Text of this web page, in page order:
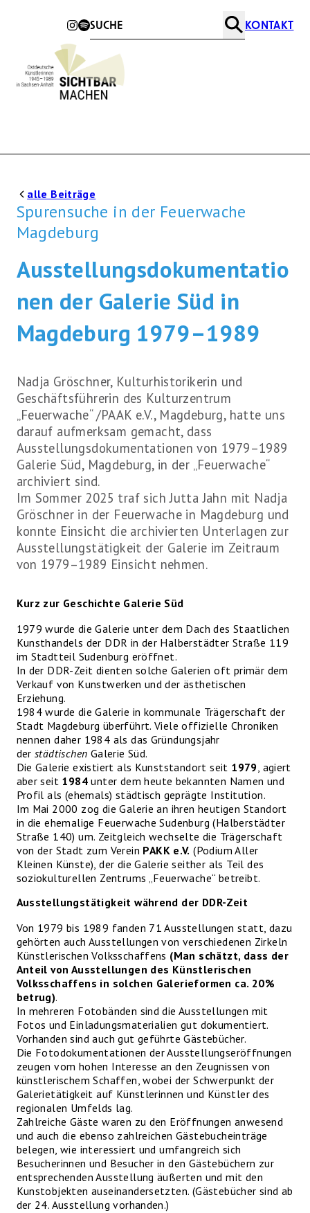
Suche KONTAKT
alle Beiträge
Spurensuche in der Feuerwache
Magdeburg
Ausstellungsdokumentatio
nen der Galerie Süd in
Magdeburg 1979–1989
Nadja Gröschner, Kulturhistorikerin und
Geschäftsführerin des Kulturzentrum
„Feuerwache“ /PAAK e.V., Magdeburg, hatte uns
darauf aufmerksam gemacht, dass
Ausstellungsdokumentationen von 1979–1989
Galerie Süd, Magdeburg, in der „Feuerwache“
archiviert sind.
Im Sommer 2025 traf sich Jutta Jahn mit Nadja
Gröschner in der Feuerwache in Magdeburg und
konnte Einsicht die archivierten Unterlagen zur
Ausstellungstätigkeit der Galerie im Zeitraum
von 1979–1989 Einsicht nehmen.
Kurz zur Geschichte Galerie Süd
1979 wurde die Galerie unter dem Dach des Staatlichen
Kunsthandels der DDR in der Halberstädter Straße 119
im Stadtteil Sudenburg eröffnet.
In der DDR-Zeit dienten solche Galerien oft primär dem
Verkauf von Kunstwerken und der ästhetischen
Erziehung.
1984 wurde die Galerie in kommunale Trägerschaft der
Stadt Magdeburg überführt. Viele offizielle Chroniken
nennen daher 1984 als das Gründungsjahr
derstädtischen Galerie Süd.
Die Galerie existiert als Kunststandort seit 1979 , agiert
aber seit 1984 unter dem heute bekannten Namen und
Profil als (ehemals) städtisch geprägte Institution.
Im Mai 2000 zog die Galerie an ihren heutigen Standort
in die ehemalige Feuerwache Sudenburg (Halberstädter
Straße 140) um. Zeitgleich wechselte die Trägerschaft
von der Stadt zum Verein PAKK e.V. (Podium Aller
Kleinen Künste), der die Galerie seither als Teil des
soziokulturellen Zentrums „Feuerwache“ betreibt.
Ausstellungstätigkeit während der DDR-Zeit
Von 1979 bis 1989 fanden 71 Ausstellungen statt, dazu
gehörten auch Ausstellungen von verschiedenen Zirkeln
Künstlerischen Volksschaffens (Man schätzt, dass der
Anteil von Ausstellungen des Künstlerischen
Volksschaffens in solchen Galerieformen ca. 20%
betrug).
In mehreren Fotobänden sind die Ausstellungen mit
Fotos und Einladungsmaterialien gut dokumentiert.
Vorhanden sind auch gut geführte Gästebücher.
Die Fotodokumentationen der Ausstellungseröffnungen
zeugen vom hohen Interesse an den Zeugnissen von
künstlerischem Schaffen, wobei der Schwerpunkt der
Galerietätigkeit auf Künstlerinnen und Künstler des
regionalen Umfelds lag.
Zahlreiche Gäste waren zu den Eröffnungen anwesend
und auch die ebenso zahlreichen Gästebucheinträge
belegen, wie interessiert und umfangreich sich
Besucherinnen und Besucher in den Gästebüchern zur
entsprechenden Ausstellung äußerten und mit den
Kunstobjekten auseinandersetzten. (Gästebücher sind ab
der 24. Ausstellung vorhanden.)